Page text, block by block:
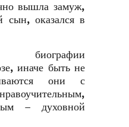
вышла замуж,
сын, оказался в
иначе быть не
они с
– духовной